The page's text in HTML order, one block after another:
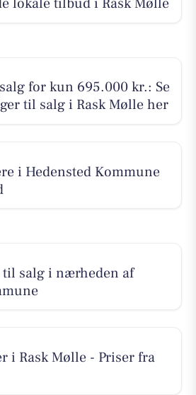
lokale tilbud i Rask Mølle
for kun 695.000 kr.: Se
til salg i Rask Mølle her
i Hedensted Kommune
til salg i nærheden af
i Rask Mølle - Priser fra